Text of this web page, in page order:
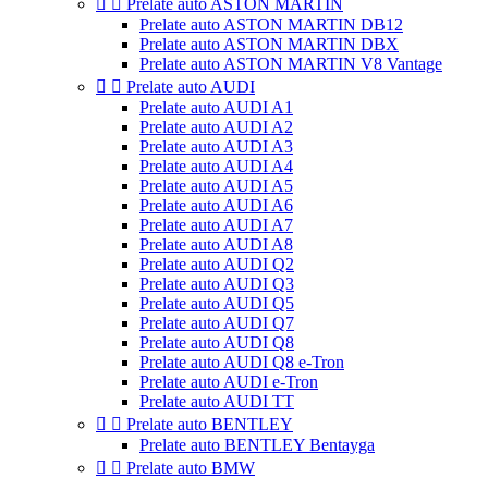
  Prelate auto ASTON MARTIN
Prelate auto ASTON MARTIN DB12
Prelate auto ASTON MARTIN DBX
Prelate auto ASTON MARTIN V8 Vantage
  Prelate auto AUDI
Prelate auto AUDI A1
Prelate auto AUDI A2
Prelate auto AUDI A3
Prelate auto AUDI A4
Prelate auto AUDI A5
Prelate auto AUDI A6
Prelate auto AUDI A7
Prelate auto AUDI A8
Prelate auto AUDI Q2
Prelate auto AUDI Q3
Prelate auto AUDI Q5
Prelate auto AUDI Q7
Prelate auto AUDI Q8
Prelate auto AUDI Q8 e-Tron
Prelate auto AUDI e-Tron
Prelate auto AUDI TT
  Prelate auto BENTLEY
Prelate auto BENTLEY Bentayga
  Prelate auto BMW